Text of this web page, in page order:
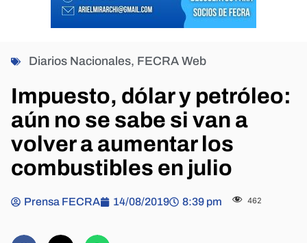
Diarios Nacionales, FECRA Web
Impuesto, dólar y petróleo:
aún no se sabe si van a
volver a aumentar los
combustibles en julio
Prensa FECRA 14/08/2019 8:39 pm 462